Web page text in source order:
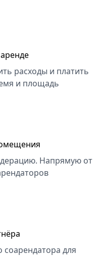
расходы и платить
и площадь
Напрямую от
для